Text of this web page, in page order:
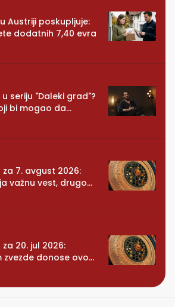
Austriji poskupljuje:
dodatnih 7,40 evra
seriju "Daleki grad"?
bi mogao da
7. avgust 2026:
važnu vest, drugom
prošlosti
20. jul 2026:
zvezde donose ovog